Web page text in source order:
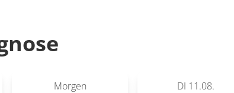
Morgen DI 11.08.